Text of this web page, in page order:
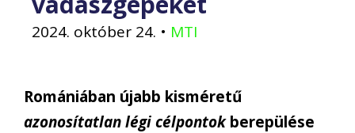
2024. október 24. • MTI
Romániában újabb kisméretű
azonosítatlan légi célpontokberepülése